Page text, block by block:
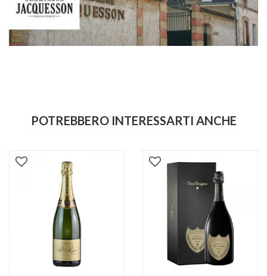
POTREBBERO INTERESSARTI ANCHE